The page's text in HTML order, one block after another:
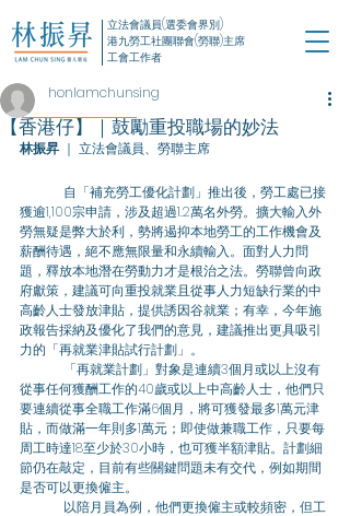
立法會議員(選委會界別)
港九勞工社團聯會(勞聯)主席
工會工作者
【香港仔】｜鼓勵重投職場的妙法
honlamchunsing
林振昇 ｜ 立法會議員、勞聯主席
自「補充勞工優化計劃」推出後，勞工處已接
獲逾1,100宗申請，涉及超過1.2萬名外勞。擴大輸入外
勞無疑是弊大於利，勢將遏抑本地勞工的工作機會及
薪酬待遇，絕不應無限量和永續輸入。面對人力問
題，釋放本地潛在勞動力才是根治之法。勞聯曾向政
府獻策，建議可向重投就業且從事人力短缺行業的中
高齡人士發放津貼，提供誘因谷就業；有幸，今年施
政報告採納及優化了我們的意見，建議推出更具吸引
力的「再就業津貼試行計劃」。
從事任何獲酬工作的40歲或以上中高齡人士，他們只
要連續從事全職工作滿6個月，將可獲發最多1萬元津
貼，而做滿一年則多1萬元；即使做兼職工作，只要每
周工時達18至少於30小時，也可獲半額津貼。計劃細
節仍在敲定，目前有些關鍵問題未有交代，例如期間
是否可以更換僱主。